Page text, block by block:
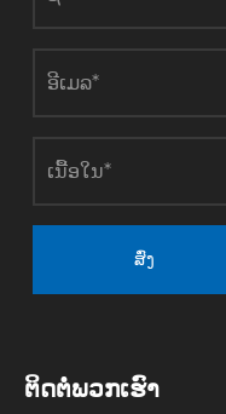
ສົ່ງ
ຕິດ​ຕໍ່​ພວກ​ເຮົາ